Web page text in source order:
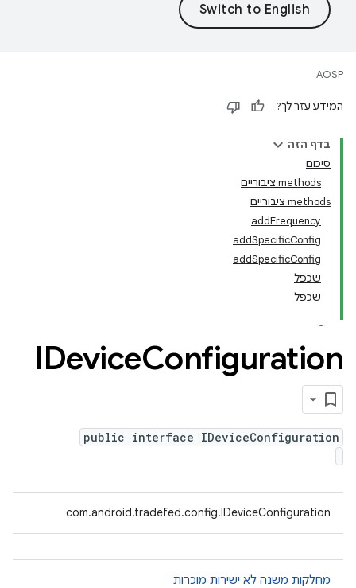
AOSP
המידע עזר לך?
בדף הזה
סיכום
‫methods ציבוריים
‫methods ציבוריים
addFrequency
addSpecificConfig
addSpecificConfig
שכפל
שכפל
IDeviceConfiguration
public interface IDeviceConfiguration
com.android.tradefed.config.IDeviceConfiguration
מחלקות משנה לא ישירות מוכרות